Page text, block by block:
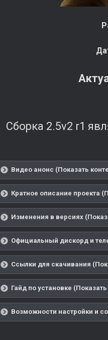
Сборка 2.5v2 r1
Видео анонс (Показать
Кратное описание проекта
Изменения в версиях
Официальный дискорд и
Ссылки для скачивания
Гайд по установке (Показать
Возможности настройки и